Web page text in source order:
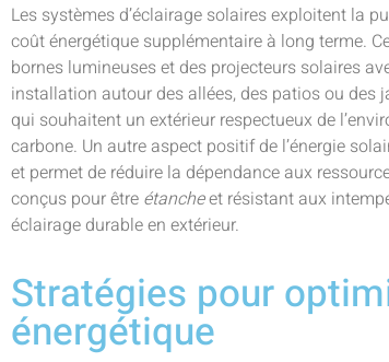
Les systèmes d’éclairage solaires exploitent la
coût énergétique supplémentaire à long terme.
bornes lumineuses et des projecteurs solaires
installation autour des allées, des patios ou
qui souhaitent un extérieur respectueux de
carbone. Un autre aspect positif de l’énergie
et permet de réduire la dépendance aux
conçus pour être étancheet résistant aux
éclairage durable en extérieur.
Stratégies pour
énergétique